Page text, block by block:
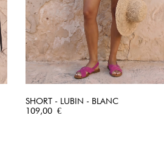
SHORT - LUBIN - BLANC
Prix
109,00 €